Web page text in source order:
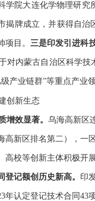
学院大连化学物理研
揭牌成立，并获得自治
项目 。三是印发引进科
对内蒙古自治区科学技
产业链群”等重点产业
创新生态
效显著。 乌海高新区
高新区排名第二） ， 一
高校等创新主体积极开
登记额创历史新高。 印
年认定登记技术合同43